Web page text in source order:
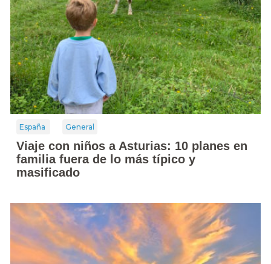
España General
Viaje con niños a Asturias: 10 planes en
familia fuera de lo más típico y
masificado